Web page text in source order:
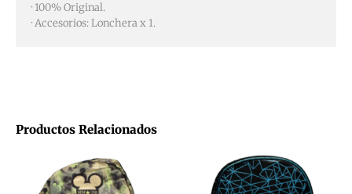
Productos Relacionados
· 100% Original.
· Accesorios: Lonchera x 1.